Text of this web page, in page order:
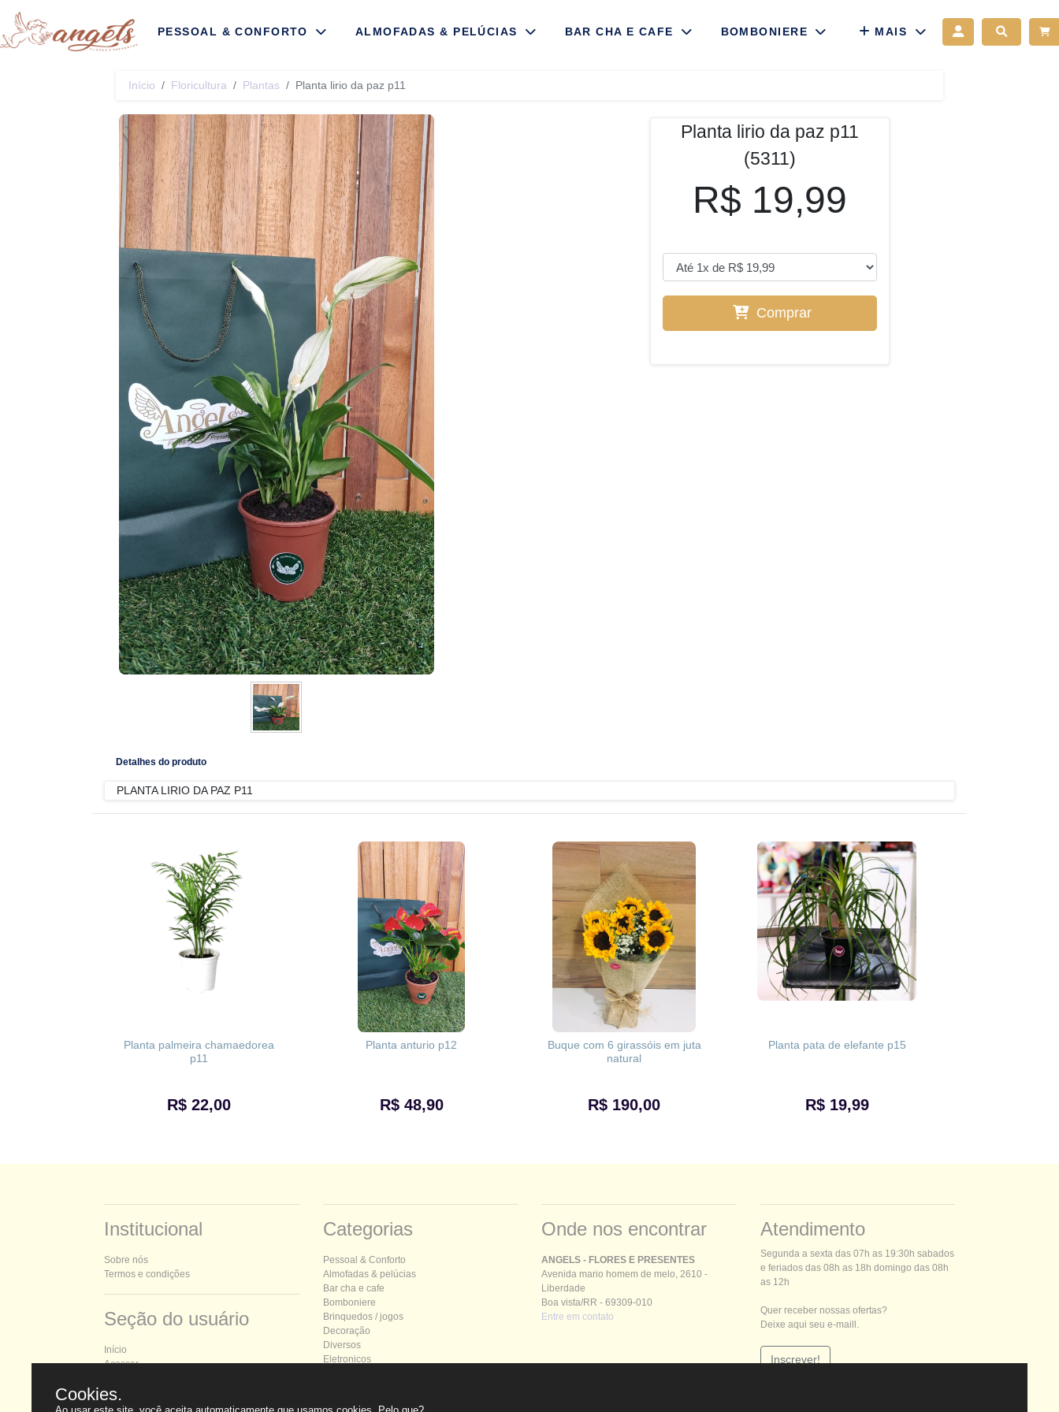
PESSOAL &CONFORTO ALMOFADAS & PELÚCIAS BAR CHA E CAFE BOMBONIERE MAIS Acessar Pesquisar
Início Floricultura Plantas Planta lirio da paz p11
Planta lirio da paz p11
(5311)
R$ 19,99
Comprar
Detalhes do produto
PLANTA LIRIO DA PAZ P11
Planta palmeira chamaedorea
p11
R$ 22,00
Planta anturio p12
R$ 48,90
Buque com 6 girassóis em juta
natural
R$ 190,00
Planta pata de elefante p15
R$ 19,99
Institucional
Sobre nós
Termos e condições
Seção do usuário
Início
Acessar
Categorias
Pessoal & Conforto
Almofadas & pelúcias
Bar cha e cafe
Bomboniere
Brinquedos / jogos
Decoração
Diversos
Eletronicos
Onde nos encontrar
ANGELS - FLORES E PRESENTES
Avenida mario homem de melo, 2610 -
Liberdade
Boa vista/RR - 69309-010
Entre em contato
Atendimento
Segunda a sexta das 07h as 19:30h sabados
e feriados das 08h as 18h domingo das 08h
as 12h
Quer receber nossas ofertas?
Deixe aqui seu e-maill.
Inscrever!
Cookies.